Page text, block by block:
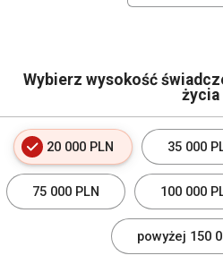
Wybierz wysokość
życia
20 000 PLN 35 000
75 000 PLN 100 000
powyżej 150